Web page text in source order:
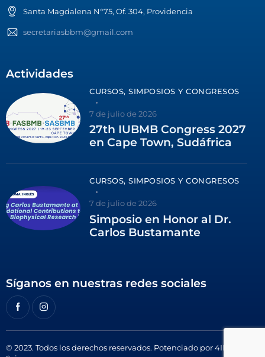
Santa Magdalena N°75, Of. 304, Providencia
secretariasbbm@gmail.com
Actividades
CURSOS, SIMPOSIOS Y CONGRESOS
7 de julio de 2026
27th IUBMB Congress 2027
en Cape Town, Sudáfrica
CURSOS, SIMPOSIOS Y CONGRESOS
7 de julio de 2026
Simposio en Honor al Dr.
Carlos Bustamante
Síganos en nuestras redes sociales
© 2023. Todos los derechos reservados. Potenciado por4ID